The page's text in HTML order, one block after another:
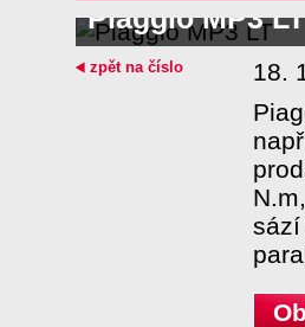
Piaggio MP3 LT
18.
sází
zpět na číslo